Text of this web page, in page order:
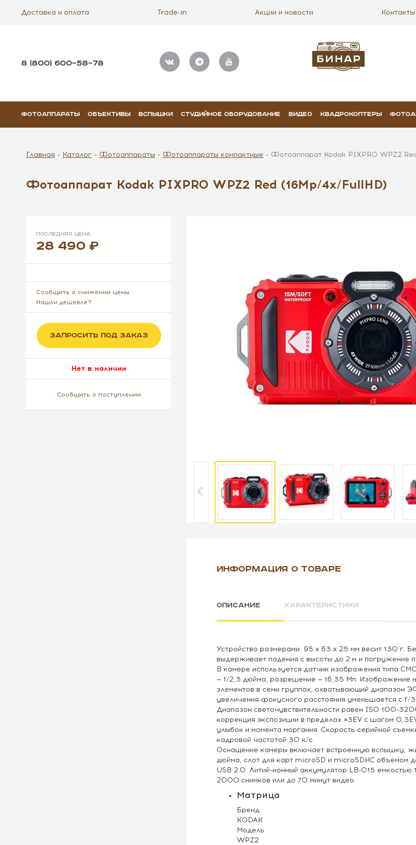
Доставка и оплата Trade-in Акции и новости Контакты
8 (800) 600–58–78
ФОТОАППАРАТЫ ОБЪЕКТИВЫ ВСПЫШКИ СТУДИЙНОЕ ОБОРУДОВАНИЕ ВИДЕО КВАДРОКОПТЕРЫ
Главная Каталог Фотоаппараты Фотоаппараты компактные Фотоаппарат Kodak PIXPRO WPZ2
Фотоаппарат Kodak PIXPRO WPZ2 Red (16Mp/4x/FullHD)
Последняя цена
28 490
Сообщить о снижении цены
Нашли дешевле?
ЗАПРОСИТЬ ПОД ЗАКАЗ
Нет в наличии
Сообщить о поступлении
ИНФОРМАЦИЯ О ТОВАРЕ
ОПИСАНИЕ ХАРАКТЕРИСТИКИ
Устройство размерами 95 x 63 x 25 мм весит 130 г.
выдерживает падения с высоты до 2 м и погружение
В камере используется датчик изображения типа
— 1/2,3 дюйма, разрешение — 16,35 Мп. Изображение
элементов в семи группах, охватывающий
увеличения фокусного расстояния уменьшается с f/
Диапазон светочувствительности равен ISO 100-
коррекция экспозиции в пределах ±3EV с шагом
улыбок и момента моргания. Скорость серийной
кадровой частотой 30 к/с.
Оснащение камеры включает встроенную вспышку,
дюйма, слот для карт microSD и microSDHC
USB 2.0. Литий-ионный аккумулятор LB-015
2000 снимков или до 70 минут видео.
Матрица
Бренд
KODAK
Модель
WPZ2